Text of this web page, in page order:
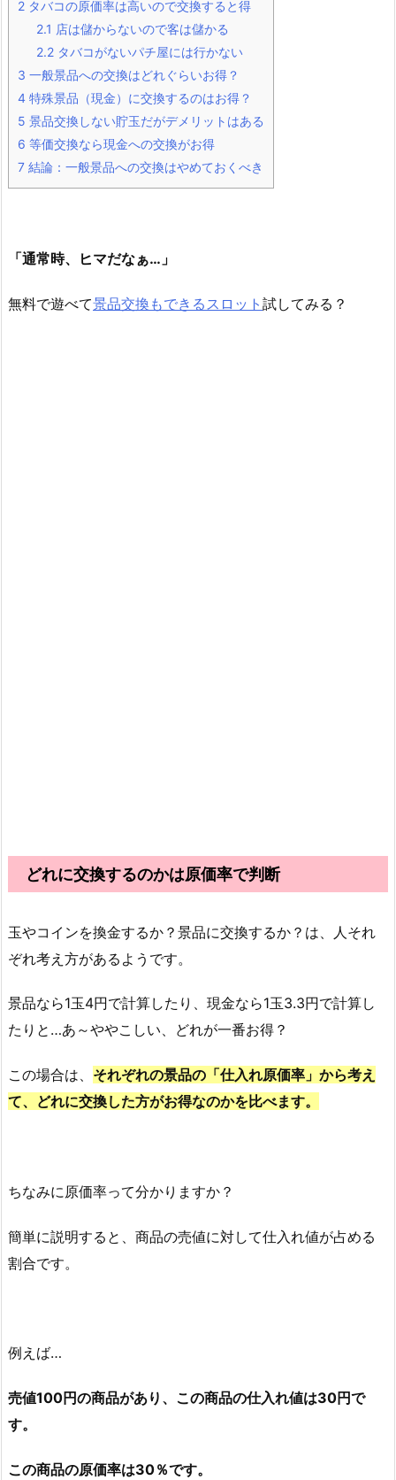
2 タバコの原価率は高いので交換すると得
2.1 店は儲からないので客は儲かる
2.2 タバコがないパチ屋には行かない
3 一般景品への交換はどれぐらいお得？
4 特殊景品（現金）に交換するのはお得？
5 景品交換しない貯玉だがデメリットはある
6 等価交換なら現金への交換がお得
7 結論：一般景品への交換はやめておくべき
「通常時、ヒマだなぁ…」
無料で遊べて景品交換もできるスロット 試してみる？
どれに交換するのかは原価率で判断
玉やコインを換金するか？景品に交換するか？は、人それ
ぞれ考え方があるようです。
景品なら1玉4円で計算したり、現金なら1玉3.3円で計算し
たりと…あ～ややこしい、 どれが一番お得？
この場合は、 それぞれの景品の 「仕入れ原価率」から考え
て、どれに交換した方がお得なのかを比べます。
ちなみに原価率って分かりますか？
簡単に説明すると、商品の売値に対して仕入れ値が占める
割合です。
例えば…
売値100円の商品があり、この商品の仕入れ値は30円で
す。
この商品の原価率は30％です。